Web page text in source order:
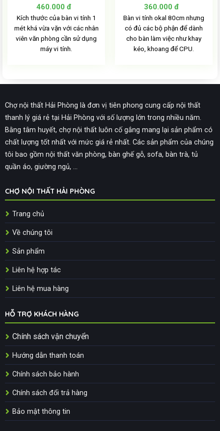
460.000 đ
Kích thước của bàn vi tính 1
mét khá vừa vặn với các nhân
viên văn phòng cần sử dụng
máy vi tính.
360.000 đ
Bàn vi tính okal 80cm nhưng
có đủ các bộ phận để dành
cho bàn làm việc như khay
kéo, khoang để CPU.
Chợ nội thất Hải Phòng là đơn vị tiên phong cung cấp nội thất
thanh lý giá rẻ tại Hải Phòng với số lượng lớn trong nhiều năm.
Bằng tâm huyết, chợ nội thất luôn cố gắng mang lại sản phẩm có
chất lượng tốt nhất với mức giá rẻ nhất. Các sản phẩm của chúng
tôi bao gồm nội thất văn phòng, bàn ghế gỗ, sofa, bàn trà, tủ
quần áo, giường ngủ, ...
CHỢ NỘI THẤT HẢI PHÒNG
Trang chủ
Về chúng tôi
Sản phẩm
Liên hệ hợp tác
Liên hệ mua hàng
HỖ TRỢ KHÁCH HÀNG
Chính sách vận chuyển
Hướng dẫn thanh toán
Chính sách bảo hành
Chính sách đổi trả hàng
Bảo mật thông tin